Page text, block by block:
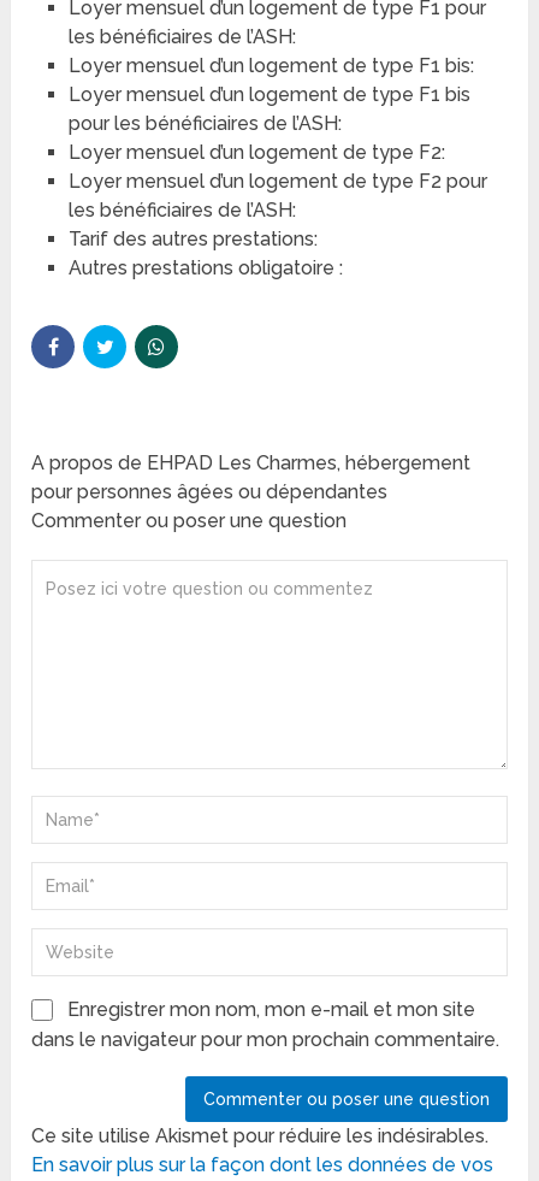
Loyer mensuel d’un logement de type F1 pour
les bénéficiaires de l’ASH:
Loyer mensuel d’un logement de type F1 bis:
Loyer mensuel d’un logement de type F1 bis
pour les bénéficiaires de l’ASH:
Loyer mensuel d’un logement de type F2:
Loyer mensuel d’un logement de type F2 pour
les bénéficiaires de l’ASH:
Tarif des autres prestations:
Autres prestations obligatoire :
A propos de EHPAD Les Charmes, hébergement
pour personnes âgées ou dépendantes
Commenter ou poser une question
Enregistrer mon nom, mon e-mail et mon site
dans le navigateur pour mon prochain commentaire.
Ce site utilise Akismet pour réduire les indésirables.
En savoir plus sur la façon dont les données de vos